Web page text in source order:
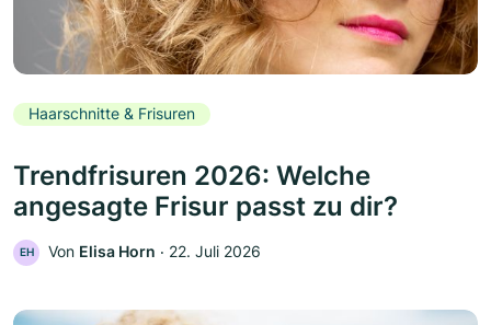
Haarschnitte & Frisuren
Trendfrisuren 2026: Welche
angesagte Frisur passt zu dir?
EH Von Elisa Horn ‧ 22. Juli 2026